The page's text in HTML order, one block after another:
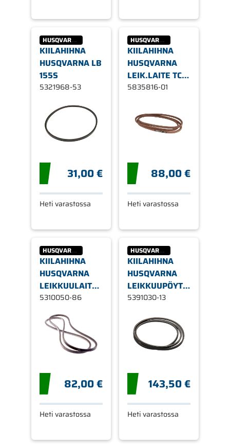
HUSQVARNA
KIILAHIHNA
HUSQVARNA LB
155S
5321968-53
31,00 €
Heti varastossa
HUSQVARNA
KIILAHIHNA
HUSQVARNA
LEIK.LAITE TC
142 1/2 97"
5835816-01
88,00 €
Heti varastossa
HUSQVARNA
KIILAHIHNA
HUSQVARNA
LEIKKUULAITE
42" 13/15-
5310050-86
82,00 €
Heti varastossa
HUSQVARNA
KIILAHIHNA
HUSQVARNA
LEIKKUUPÖYTÄ,
60"
5391030-13
143,50 €
Heti varastossa